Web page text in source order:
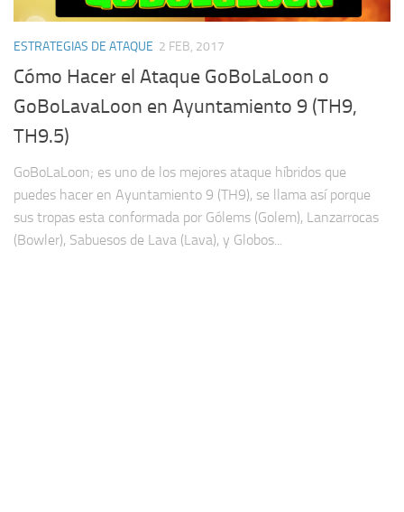
ESTRATEGIAS DE ATAQUE 2 FEB, 2017
Cómo Hacer el Ataque GoBoLaLoon o
GoBoLavaLoon en Ayuntamiento 9 (TH9,
TH9.5)
GoBoLaLoon; es uno de los mejores ataque híbridos que
puedes hacer en Ayuntamiento 9 (TH9), se llama así porque
sus tropas esta conformada por Gólems (Golem), Lanzarrocas
(Bowler), Sabuesos de Lava (Lava), y Globos...